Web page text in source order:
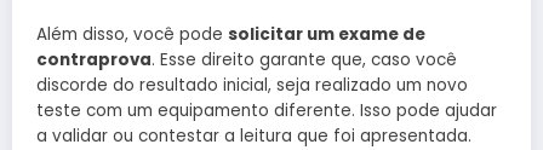
Além disso, você pode solicitar um exame de
contraprova. Esse direito garante que, caso você
discorde do resultado inicial, seja realizado um novo
teste com um equipamento diferente. Isso pode ajudar
a validar ou contestar a leitura que foi apresentada.